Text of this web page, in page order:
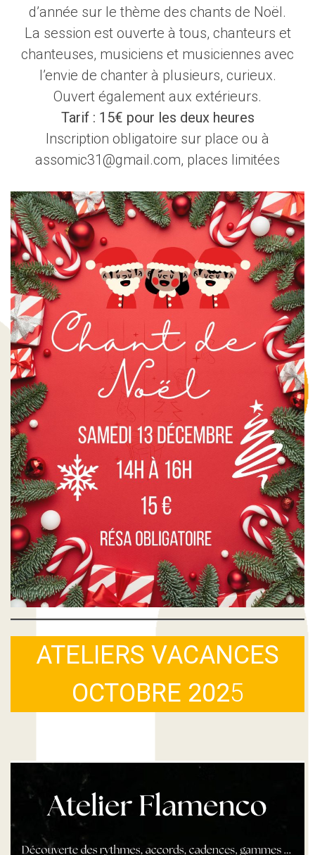
d’année sur le thème des chants de Noël.
La session est ouverte à tous, chanteurs et
chanteuses, musiciens et musiciennes avec
l’envie de chanter à plusieurs, curieux.
Ouvert également aux extérieurs.
Tarif : 15€ pour les deux heures
Inscription obligatoire sur place ou à
assomic31@gmail.com, places limitées
ATELIERS VACANCES
OCTOBRE 2025